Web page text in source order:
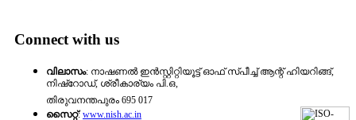
Connect with us
വിലാസം: നാഷണല്‍ ഇന്‍സ്റ്റിറ്റിയൂട്ട്‌ ഓഫ് സ്‌പീച്ച്‌ ആന്റ് ഹിയറിങ്ങ്‌,
നിഷ്‌റോഡ്‌, ശ്രീകാര്യം പി.ഒ,
തിരുവനന്തപുരം 695 017
സൈറ്റ്‌: www.nish.ac.in